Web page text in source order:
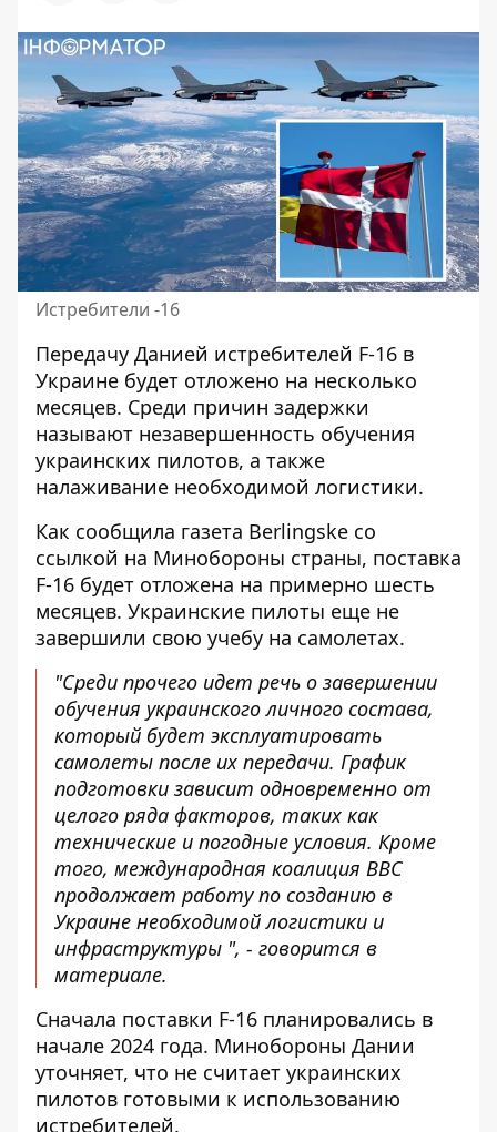
Истребители -16
Передачу Данией истребителей F-16 в
Украине будет отложено на несколько
месяцев. Среди причин задержки
называют незавершенность обучения
украинских пилотов, а также
налаживание необходимой логистики.
Как сообщила газета Berlingske со
ссылкой на Минобороны страны, поставка
F-16 будет отложена на примерно шесть
месяцев. Украинские пилоты еще не
завершили свою учебу на самолетах.
"Среди прочего идет речь о завершении
обучения украинского личного состава,
который будет эксплуатировать
самолеты после их передачи. График
подготовки зависит одновременно от
целого ряда факторов, таких как
технические и погодные условия. Кроме
того, международная коалиция ВВС
продолжает работу по созданию в
Украине необходимой логистики и
инфраструктуры ", - говорится в
материале.
Сначала поставки F-16 планировались в
начале 2024 года. Минобороны Дании
уточняет, что не считает украинских
пилотов готовыми к использованию
истребителей.